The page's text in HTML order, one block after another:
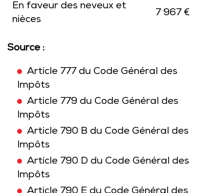
En faveur des neveux et
nièces
7 967 €
Source :
Article 777 du Code Général des
Impôts
Article 779 du Code Général des
Impôts
Article 790 B du Code Général des
Impôts
Article 790 D du Code Général des
Impôts